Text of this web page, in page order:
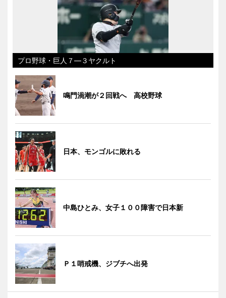
プロ野球・巨人７―３ヤクルト
鳴門渦潮が２回戦へ 高校野球
日本、モンゴルに敗れる
中島ひとみ、女子１００障害で日本新
Ｐ１哨戒機、ジブチへ出発